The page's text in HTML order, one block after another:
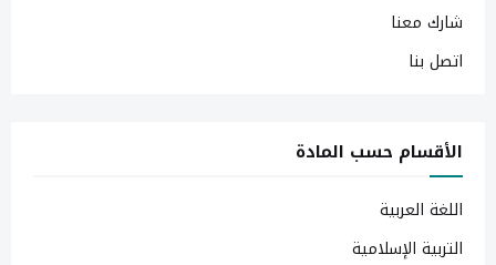
شارك معنا
اتصل بنا
الأقسام حسب المادة
اللغة العربية
التربية الإسلامية